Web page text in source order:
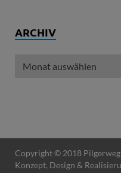
ARCHIV
Copyright © 2018 Pilgerweg
Konzept, Design &